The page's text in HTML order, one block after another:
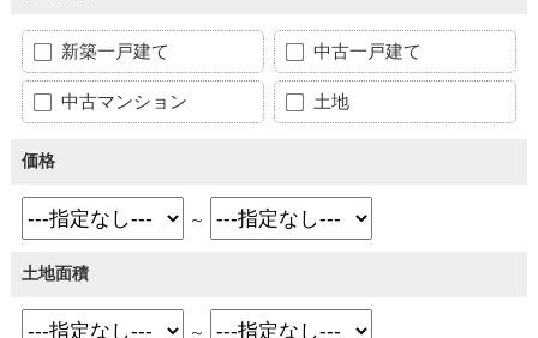
新築一戸建て 中古一戸建て
中古マンション 土地
価格
～
土地面積
～